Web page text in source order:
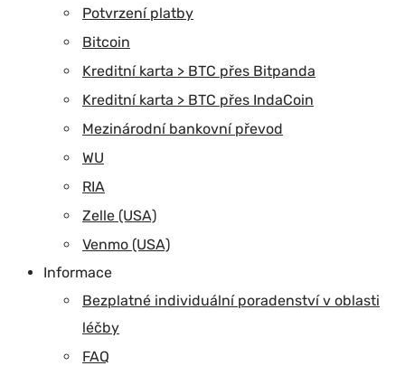
Potvrzení platby
Bitcoin
Kreditní karta > BTC přes Bitpanda
Kreditní karta > BTC přes IndaCoin
Mezinárodní bankovní převod
WU
RIA
Zelle (USA)
Venmo (USA)
Informace
Bezplatné individuální poradenství v oblasti
léčby
FAQ